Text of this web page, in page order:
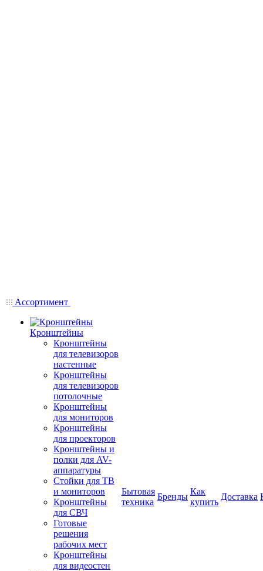
Ассортимент
Кронштейны
Кронштейны
для телевизоров
настенные
Кронштейны
для телевизоров
потолочные
Кронштейны
для мониторов
Кронштейны
для проекторов
Кронштейны и
полки для AV-
аппаратуры
Стойки для ТВ
и мониторов
Кронштейны
для СВЧ
Готовые
решения
рабочих мест
Кронштейны
для видеостен
Бытовая
техника
Бренды
Как
купить
Доставка